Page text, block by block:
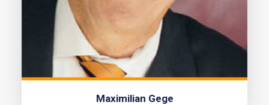
Maximilian Gege